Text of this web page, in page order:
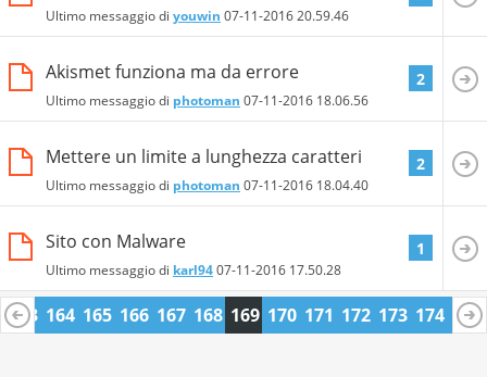
Ultimo messaggio di youwin 07-11-201620.59.46
Akismet funziona ma da errore
Ultimo messaggio di photoman 07-11-2016 18.06.56
2
Mettere un limite a lunghezza caratteri
Ultimo messaggio di photoman 07-11-2016 18.04.40
2
Sito con Malware
Ultimo messaggio di karl9407-11-2016 17.50.28
1
163 164 165 166 167 168 169 170 171 172 173 174 175